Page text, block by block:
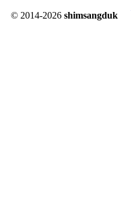
© 2014-2026 shimsangduk